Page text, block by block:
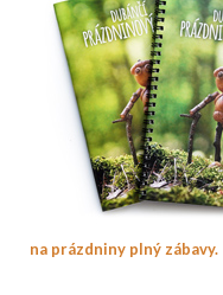
na prázdniny plný zábavy.